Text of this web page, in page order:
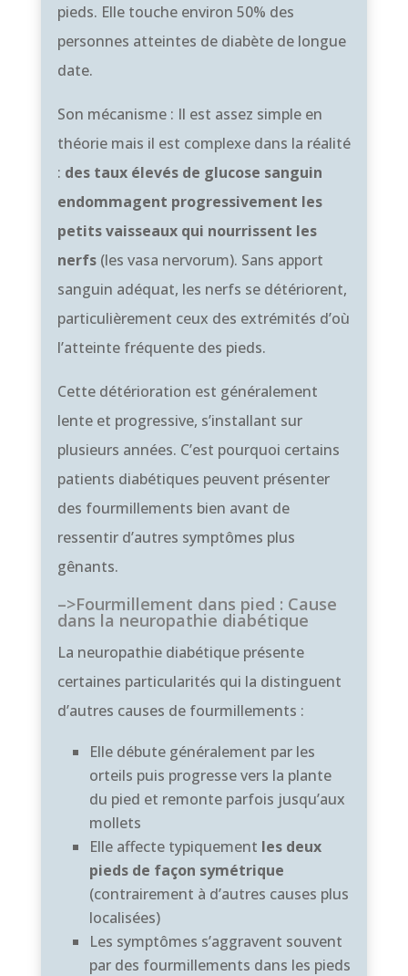
pieds. Elle touche environ 50% des
personnes atteintes de diabète de longue
date.
Son mécanisme : Il est assez simple en
théorie mais il est complexe dans la réalité
: des taux élevés de glucose sanguin
endommagent progressivement les
petits vaisseaux qui nourrissent les
nerfs(les vasa nervorum). Sans apport
sanguin adéquat, les nerfs se détériorent,
particulièrement ceux des extrémités d’où
l’atteinte fréquente des pieds.
Cette détérioration est généralement
lente et progressive, s’installant sur
plusieurs années. C’est pourquoi certains
patients diabétiques peuvent présenter
des fourmillements bien avant de
ressentir d’autres symptômes plus
gênants.
–>Fourmillement dans pied : Cause
dans la neuropathie diabétique
La neuropathie diabétique présente
certaines particularités qui la distinguent
d’autres causes de fourmillements :
Elle débute généralement par les
orteils puis progresse vers la plante
du pied et remonte parfois jusqu’aux
mollets
Elle affecte typiquement les deux
pieds de façon symétrique
(contrairement à d’autres causes plus
localisées)
Les symptômes s’aggravent souvent
par des fourmillements dans les pieds